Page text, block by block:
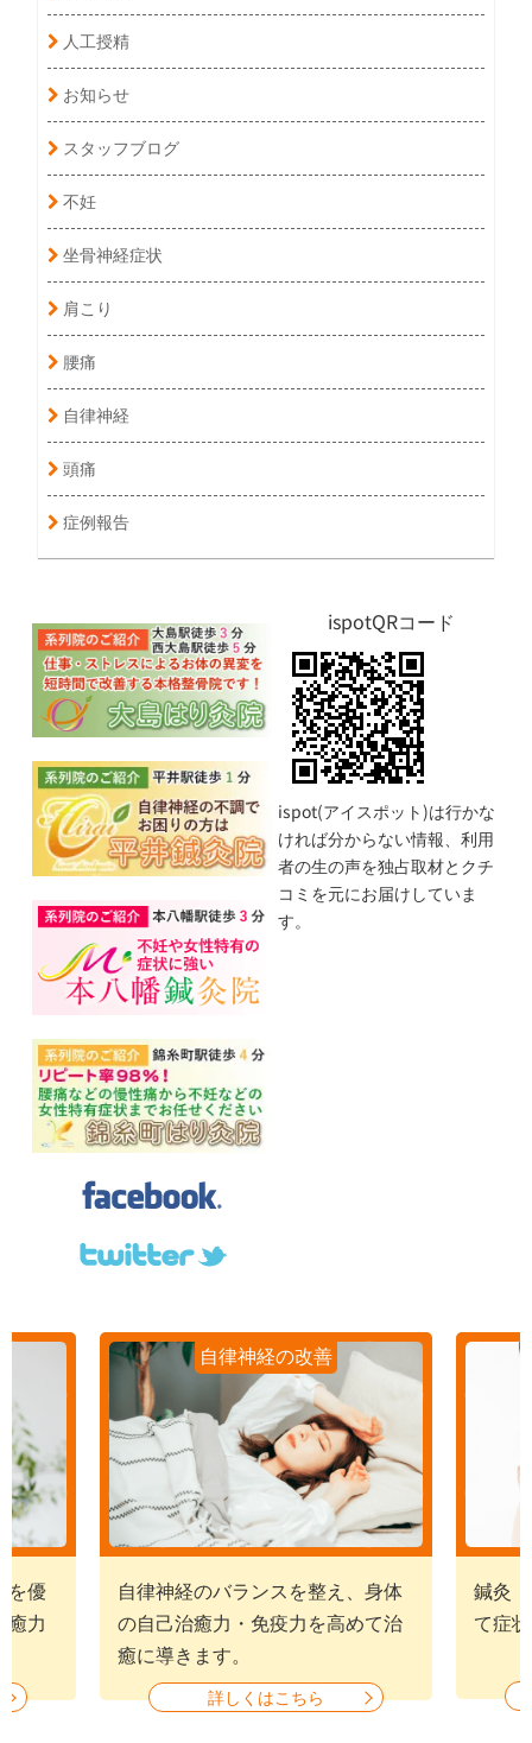
人工授精
お知らせ
スタッフブログ
不妊
坐骨神経症状
肩こり
腰痛
自律神経
頭痛
症例報告
ispotQRコード
ispot(アイスポット)は行かな
ければ分からない情報、利用
者の生の声を独占取材とクチ
コミを元にお届けしていま
す。
を優
癒力
自律神経の改善
自律神経のバランスを整え、身体
の自己治癒力・免疫力を高めて治
癒に導きます。
詳しくはこちら
鍼灸
て症